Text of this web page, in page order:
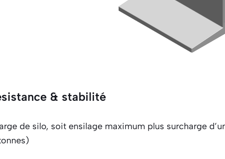
& stabilité
de silo, soit ensilage maximum plus surcharge